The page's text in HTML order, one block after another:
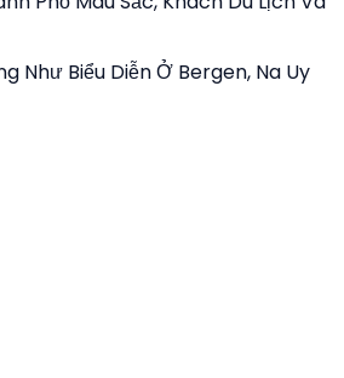
Như Biểu Diễn Ở Bergen, Na Uy